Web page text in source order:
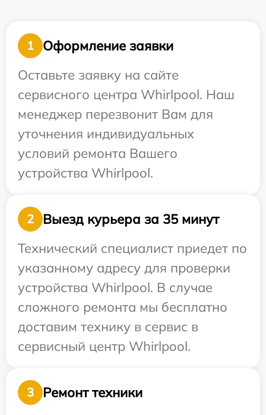
1
Оформление заявки
Оставьте заявку на сайте
сервисного центра Whirlpool. Наш
менеджер перезвонит Вам для
уточнения индивидуальных
условий ремонта Вашего
устройства Whirlpool.
2
Выезд курьера за 35 минут
Технический специалист приедет по
указанному адресу для проверки
устройства Whirlpool. В случае
сложного ремонта мы бесплатно
доставим технику в сервис в
сервисный центр Whirlpool.
3
Ремонт техники